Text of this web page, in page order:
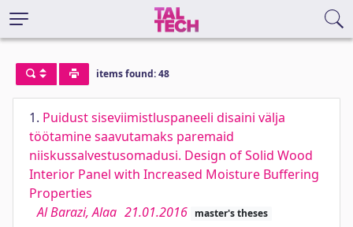
items found: 48
1. Puidust siseviimistluspaneeli disaini välja
töötamine saavutamaks paremaid
niiskussalvestusomadusi. Design of Solid Wood
Interior Panel with Increased Moisture Buffering
Properties
Al Barazi, Alaa 21.01.2016 master's theses